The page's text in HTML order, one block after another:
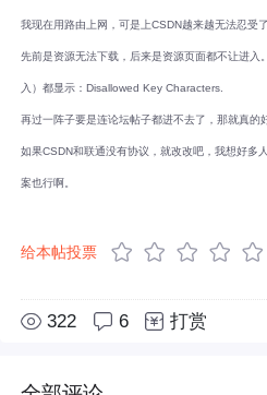
我现在用路由上网，可是上CSDN越来越无法忍受了
先前是资源无法下载，后来是资源页面都不让进入
入）都显示：Disallowed Key Characters.
再过一阵子要是连论坛帖子都进不去了，那就真的
如果CSDN和联通没有协议，就改改吧，我想好多
案也行啊。
给本帖投票
322 6 打赏